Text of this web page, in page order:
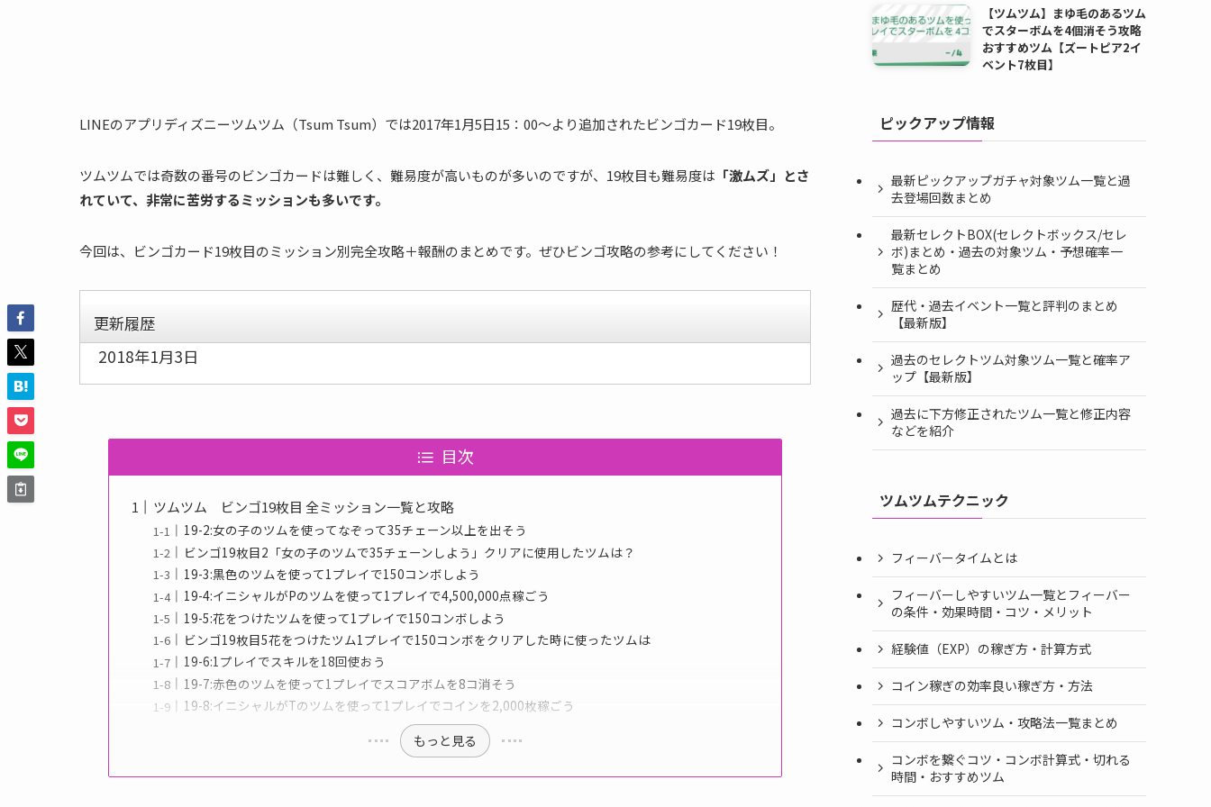
LINEのアプリディズニーツムツム（Tsum Tsum）では2017年1月5日15：00〜より追加されたビンゴカード19枚目。
ツムツムでは奇数の番号のビンゴカードは難しく、難易度が高いものが多いのですが、19枚目も難易度は 「激ムズ」とさ
れていて、非常に苦労するミッションも多いです。
今回は、ビンゴカード19枚目のミッション別完全攻略＋報酬のまとめです。ぜひビンゴ攻略の参考にしてください！
更新履歴
2018年1月3日
目次
ツムツム ビンゴ19枚目 全ミッション一覧と攻略
19-2:女の子のツムを使ってなぞって35チェーン以上を出そう
ビンゴ19枚目2「女の子のツムで35チェーンしよう」クリアに使用したツムは？
19-3:黒色のツムを使って1プレイで150コンボしよう
19-4:イニシャルがPのツムを使って1プレイで4,500,000点稼ごう
19-5:花をつけたツムを使って1プレイで150コンボしよう
ビンゴ19枚目5花をつけたツム1プレイで150コンボをクリアした時に使ったツムは
19-6:1プレイでスキルを18回使おう
19-7:赤色のツムを使って1プレイでスコアボムを8コ消そう
19-8:イニシャルがTのツムを使って1プレイでコインを2,000枚稼ごう
もっと見る
【ツムツム】まゆ毛のあるツム
でスターボムを4個消そう攻略
おすすめツム【ズートピア2イ
ベント7枚目】
ピックアップ情報
最新ピックアップガチャ対象ツム一覧と過
去登場回数まとめ
最新セレクトBOX(セレクトボックス/セレ
ボ)まとめ・過去の対象ツム・予想確率一
覧まとめ
歴代・過去イベント一覧と評判のまとめ
【最新版】
過去のセレクトツム対象ツム一覧と確率ア
ップ【最新版】
過去に下方修正されたツム一覧と修正内容
などを紹介
ツムツムテクニック
フィーバータイムとは
フィーバーしやすいツム一覧とフィーバー
の条件・効果時間・コツ・メリット
経験値（EXP）の稼ぎ方・計算方式
コイン稼ぎの効率良い稼ぎ方・方法
コンボしやすいツム・攻略法一覧まとめ
コンボを繋ぐコツ・コンボ計算式・切れる
時間・おすすめツム